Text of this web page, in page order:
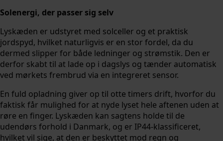
Solenergi, der passer sig selv
Lyskæden er udstyret med solceller og et praktisk
jordspyd, hvilket naturligvis er en stor fordel, da du
dermed slipper for både ledninger og strømstik. Den er
derfor skabt til at lade op i dagslys og tænder automatisk
ved mørkets frembrud via en integreret sensor.
En fuld opladning giver op til otte timers drift, hvorfor du
faktisk får mulighed for at nyde lyset hele aftenen uden at
røre en finger. Lyskæden kan sagtens holde til de
udendørs forhold i Danmark, og er IP44-klassificeret,
hvilket vil sige, at den er beskyttet mod regn og